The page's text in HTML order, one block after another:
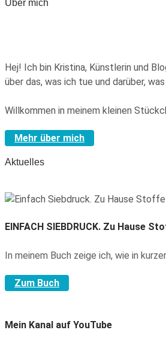
Über mich
Hej! Ich bin Kristina, Künstlerin und
über das, was ich tue und darüber,
Willkommen in meinem kleinen
Mehr über mich
Aktuelles
EINFACH SIEBDRUCK. Zu Hause
In meinem Buch zeige ich, wie in
Zum Buch
Mein Kanal auf YouTube